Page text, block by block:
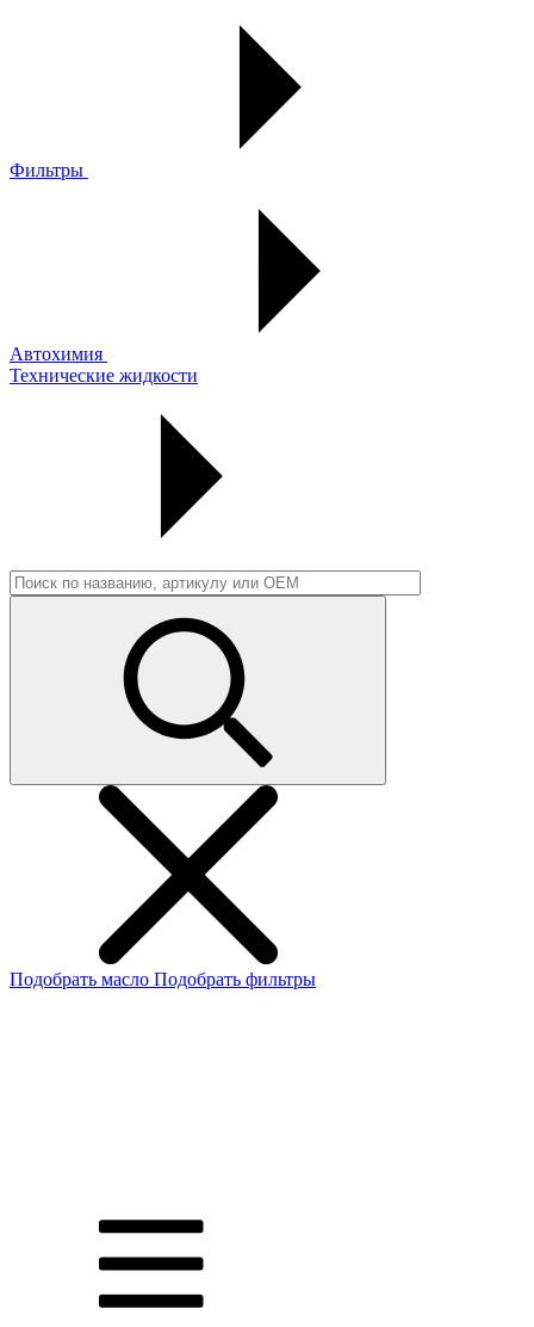
Фильтры
Автохимия
Технические жидкости
Подобрать масло Подобрать фильтры